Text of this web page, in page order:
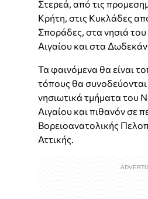
Στερεά, από τις
Κρήτη, στις Κυκλάδες
Σποράδες, στα νησιά
Αιγαίου και στα
Τα φαινόμενα θα είναι
τόπους θα
νησιωτικά τμήματα του
Αιγαίου και πιθανόν σε
Βορειοανατολικής
Αττικής.